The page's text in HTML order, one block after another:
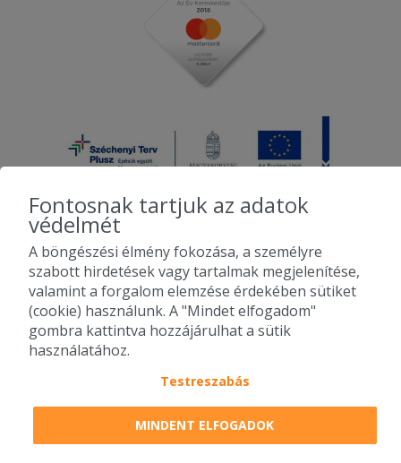
2010-2026 Copyright - Falatozz.hu - Diston-line Kft.
Pizza, gyros, hamburger, menük kedvező áron, egy helyen az összes
étterem ajánlata.
Fontosnak tartjuk az adatok
védelmét
A böngészési élmény fokozása, a személyre
szabott hirdetések vagy tartalmak megjelenítése,
valamint a forgalom elemzése érdekében sütiket
(cookie) használunk. A "Mindet elfogadom"
gombra kattintva hozzájárulhat a sütik
használatához.
Testreszabás
MINDENT ELFOGADOK